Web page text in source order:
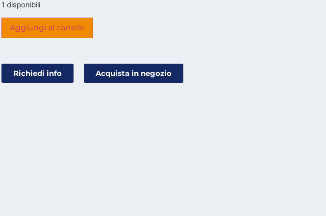
1 disponibili
Aggiungi al carrello
Richiedi info Acquista in negozio